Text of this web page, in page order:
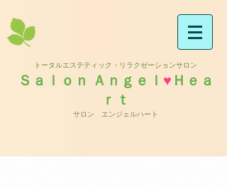
トータルエステティック・リラクゼーションサロン
Ｓａｌｏｎ Ａｎｇｅｌ ♥ Ｈｅａ
ｒｔ
サロン エンジェルハート